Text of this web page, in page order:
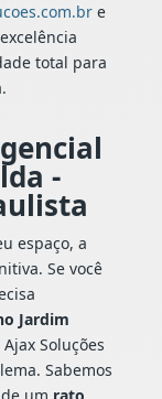
e
total para
-
espaço, a
Se você
Jardim
Ajax Soluções
Sabemos